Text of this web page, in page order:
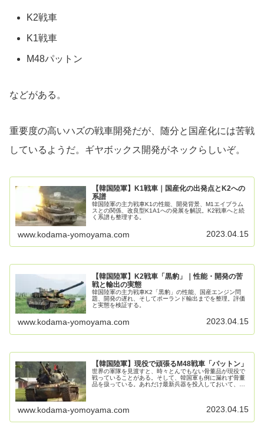
K2戦車
K1戦車
M48パットン
などがある。
重要度の高いハズの戦車開発だが、随分と国産化には苦戦
しているようだ。ギヤボックス開発がネックらしいぞ。
【韓国陸軍】K1戦車｜国産化の出発点とK2への
系譜
韓国陸軍の主力戦車K1の性能、開発背景、M1エイブラム
スとの関係、改良型K1A1への発展を解説。K2戦車へと続
く系譜も整理する。
www.kodama-yomoyama.com 2023.04.15
【韓国陸軍】K2戦車「黒豹」｜性能・開発の苦
戦と輸出の実態
韓国陸軍の主力戦車K2「黒豹」の性能、国産エンジン問
題、開発の遅れ、そしてポーランド輸出までを整理。評価
と実態を検証する。
www.kodama-yomoyama.com 2023.04.15
【韓国陸軍】現役で頑張るM48戦車「パットン」
世界の軍隊を見渡すと、時々とんでもない骨董品が現役で
戦っていることがある。そして、韓国軍も例に漏れず骨董
品を扱っている。あれだけ最新兵器を投入しておいて、未
www.kodama-yomoyama.com 2023.04.15